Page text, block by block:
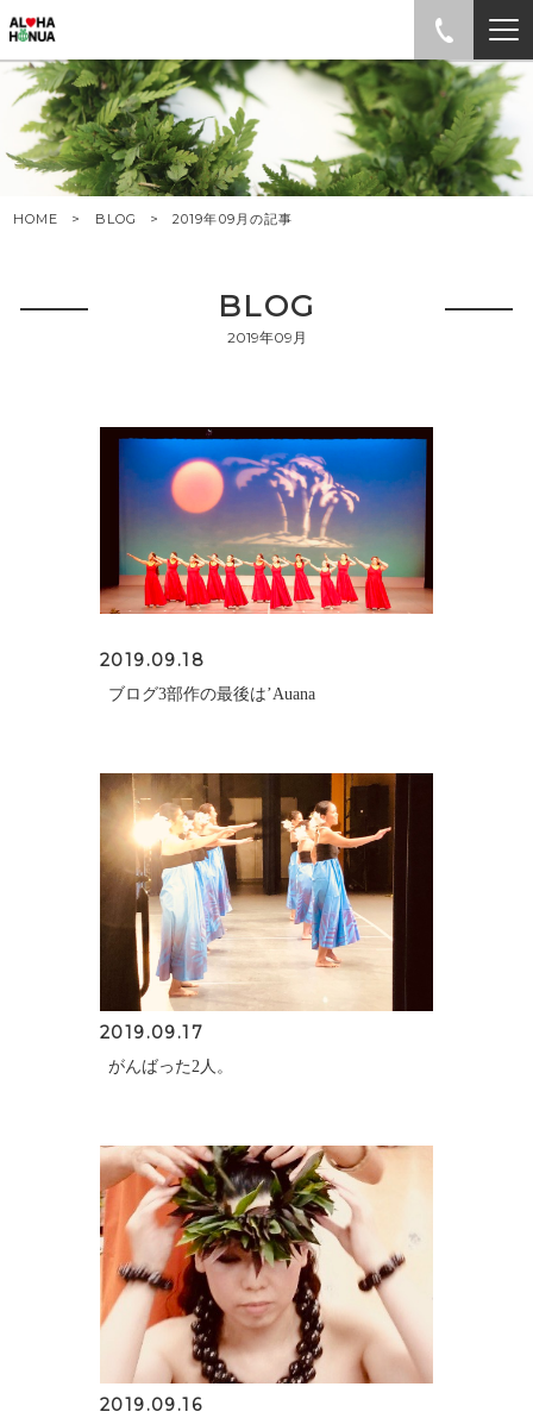
BLOG
2019年09月
HOME BLOG 2019年09月の記事
2019.09.18
ブログ3部作の最後は’Auana
2019.09.17
がんばった2人。
2019.09.16